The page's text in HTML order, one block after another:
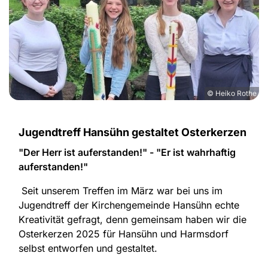
© Heiko Rothe
Jugendtreff Hansühn gestaltet Osterkerzen
"Der Herr ist auferstanden!" - "Er ist wahrhaftig
auferstanden!"
Seit unserem Treffen im März war bei uns im
Jugendtreff der Kirchengemeinde Hansühn echte
Kreativität gefragt, denn gemeinsam haben wir die
Osterkerzen 2025 für Hansühn und Harmsdorf
selbst entworfen und gestaltet.